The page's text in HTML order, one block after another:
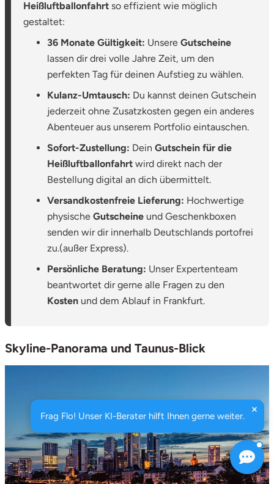
Heißluftballonfahrt so effizient wie möglich
gestaltet:
36 Monate Gültigkeit: UnsereGutscheine
lassen dir drei volle Jahre Zeit, um den
perfekten Tag für deinen Aufstieg zu wählen.
Kulanz-Umtausch: Du kannst deinen Gutschein
jederzeit ohne Zusatzkosten gegen ein anderes
Abenteuer aus unserem Portfolio eintauschen.
Sofort-Zustellung: DeinGutschein für die
Heißluftballonfahrt wird direkt nach der
Bestellung digital an dich übermittelt.
Versandkostenfreie Lieferung: Hochwertige
physischeGutscheine und Geschenkboxen
senden wir dir innerhalb Deutschlands portofrei
zu.(außer Express).
Persönliche Beratung: Unser Expertenteam
beantwortet dir gerne alle Fragen zu den
Kosten und dem Ablauf in Frankfurt.
Skyline-Panorama und Taunus-Blick
Frag Flo! Unser KI-Berater hilft Ihnen gerne weiter.